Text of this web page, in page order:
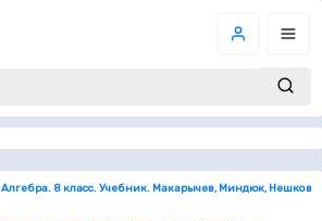
Алгебра. 8 класс. Учебник. Макарычев, Миндюк, Нешков,